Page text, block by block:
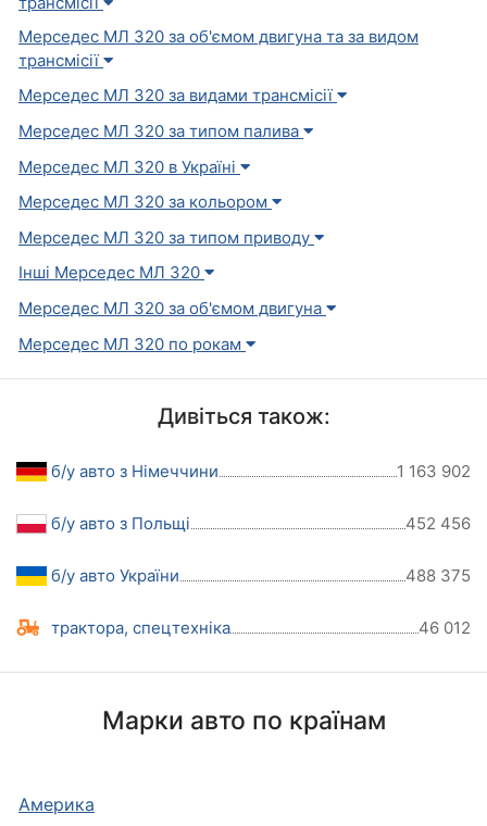
Мерседес МЛ 320 за об'ємом двигуна та за видом
трансмісії
Мерседес МЛ 320 за видами трансмісії
Мерседес МЛ 320 за типом палива
Мерседес МЛ 320 в Україні
Мерседес МЛ 320 за кольором
Мерседес МЛ 320 за типом приводу
Інші Мерседес МЛ 320
Мерседес МЛ 320 за об'ємом двигуна
Мерседес МЛ 320 по рокам
Дивіться також:
б/у авто з Німеччини 1 163 902
б/у авто з Польщі 452 456
б/у авто України 488 375
трактора, спецтехніка 46 012
Марки авто по країнам
Америка